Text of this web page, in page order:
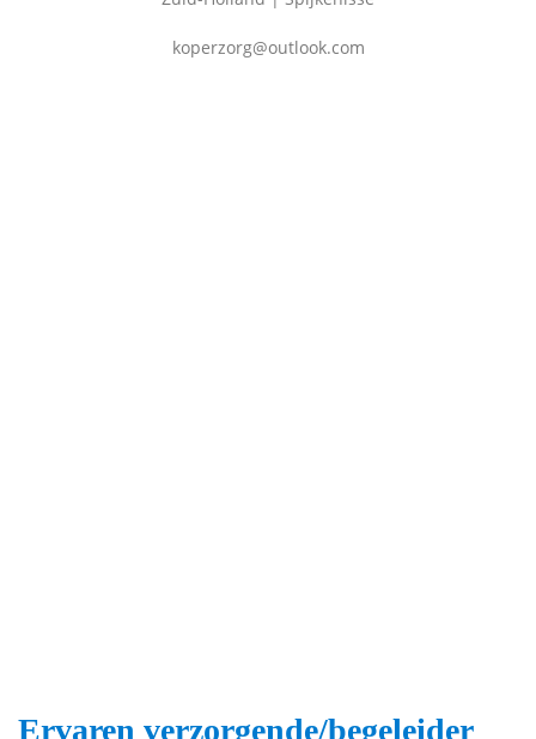
koperzorg@outlook.com
Ervaren verzorgende/begeleider